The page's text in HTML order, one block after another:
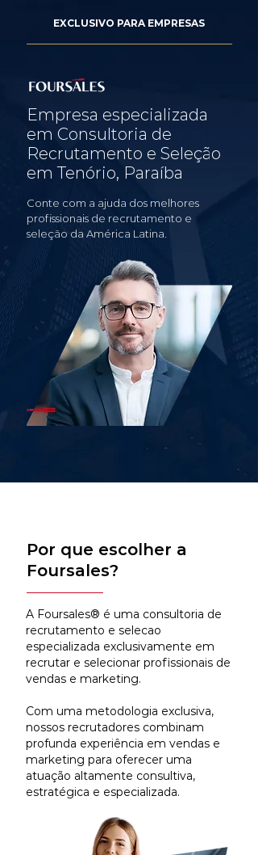
EXCLUSIVO PARA EMPRESAS
Empresa especializada
em Consultoria de
Recrutamento e Seleção
em Tenório, Paraíba
Conte com a ajuda dos melhores
profissionais de recrutamento e
seleção da América Latina.
Por que escolher a
Foursales?
A Foursales® é uma consultoria de
recrutamento e selecao
especializada exclusivamente em
recrutar e selecionar profissionais de
vendas e marketing.
Com uma metodologia exclusiva,
nossos recrutadores combinam
profunda experiência em vendas e
marketing para oferecer uma
atuação altamente consultiva,
estratégica e especializada.